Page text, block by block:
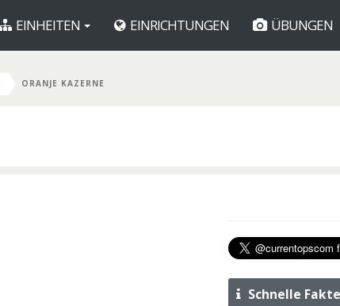
EINHEITEN EINRICHTUNGEN ÜBUNGEN
ORANJE KAZERNE
Schnelle